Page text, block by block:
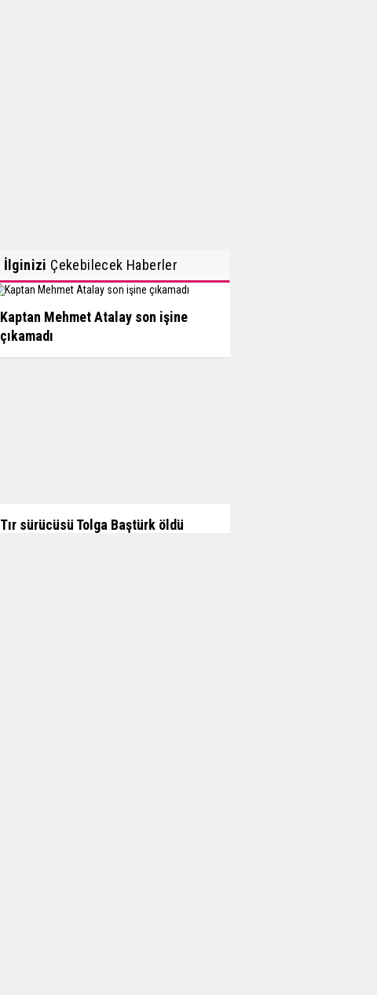
İlginizi Çekebilecek Haberler
Kaptan Mehmet Atalay son işine
çıkamadı
Tır sürücüsü Tolga Baştürk öldü